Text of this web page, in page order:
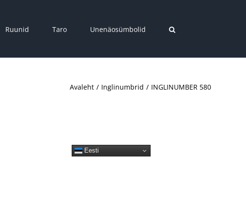
Ruunid Taro Unenäosümbolid
Avaleht Inglinumbrid INGLINUMBER 580
Eesti